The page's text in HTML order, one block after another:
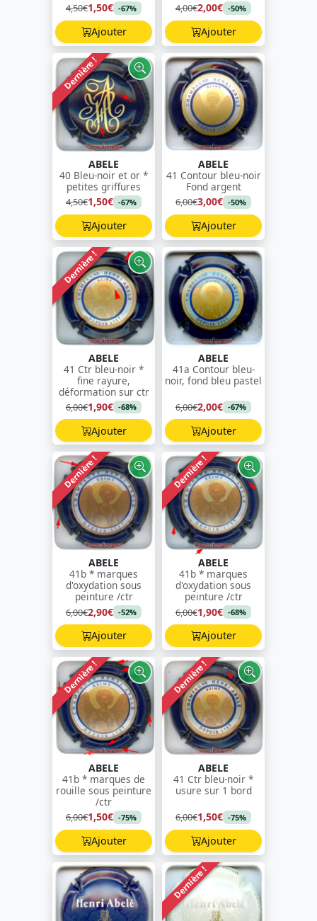
4,50€1,50€ -67%
Ajouter
4,00€2,00€ -50%
Ajouter
Dernière !
ABELE
40 Bleu-noir et or *
petites griffures
4,50€1,50€ -67%
Ajouter
ABELE
41 Contour bleu-noir
Fond argent
6,00€3,00€ -50%
Ajouter
Dernière !
ABELE
41 Ctr bleu-noir *
fine rayure,
déformation sur ctr
6,00€1,90€ -68%
Ajouter
ABELE
41a Contour bleu-
noir, fond bleu pastel
6,00€2,00€ -67%
Ajouter
Dernière !
ABELE
41b * marques
d'oxydation sous
peinture /ctr
6,00€2,90€ -52%
Ajouter
Dernière !
ABELE
41b * marques
d'oxydation sous
peinture /ctr
6,00€1,90€ -68%
Ajouter
Dernière !
ABELE
41b * marques de
rouille sous peinture
/ctr
6,00€1,50€ -75%
Ajouter
Dernière !
ABELE
41 Ctr bleu-noir *
usure sur 1 bord
6,00€1,50€ -75%
Ajouter
Dernière !